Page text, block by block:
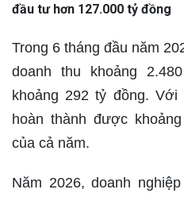
đầu tư hơn 127.000 tỷ đồng
Trong 6 tháng đầu năm
doanh thu khoảng
khoảng 292 tỷ đồng.
hoàn thành được
của cả năm.
Năm 2026, doanh